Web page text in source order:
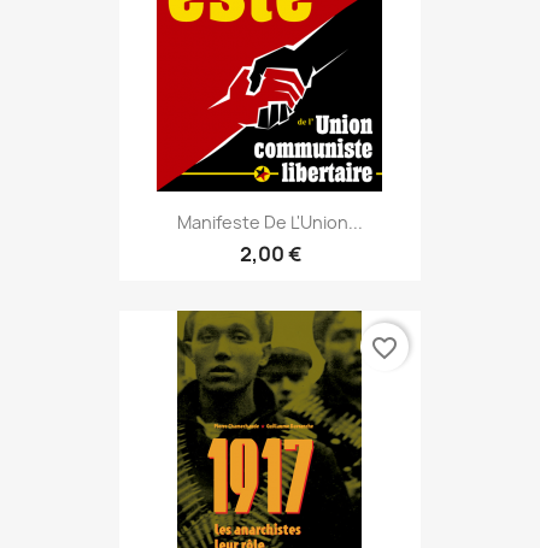
Manifeste De L'Union...
2,00 €
favorite_border